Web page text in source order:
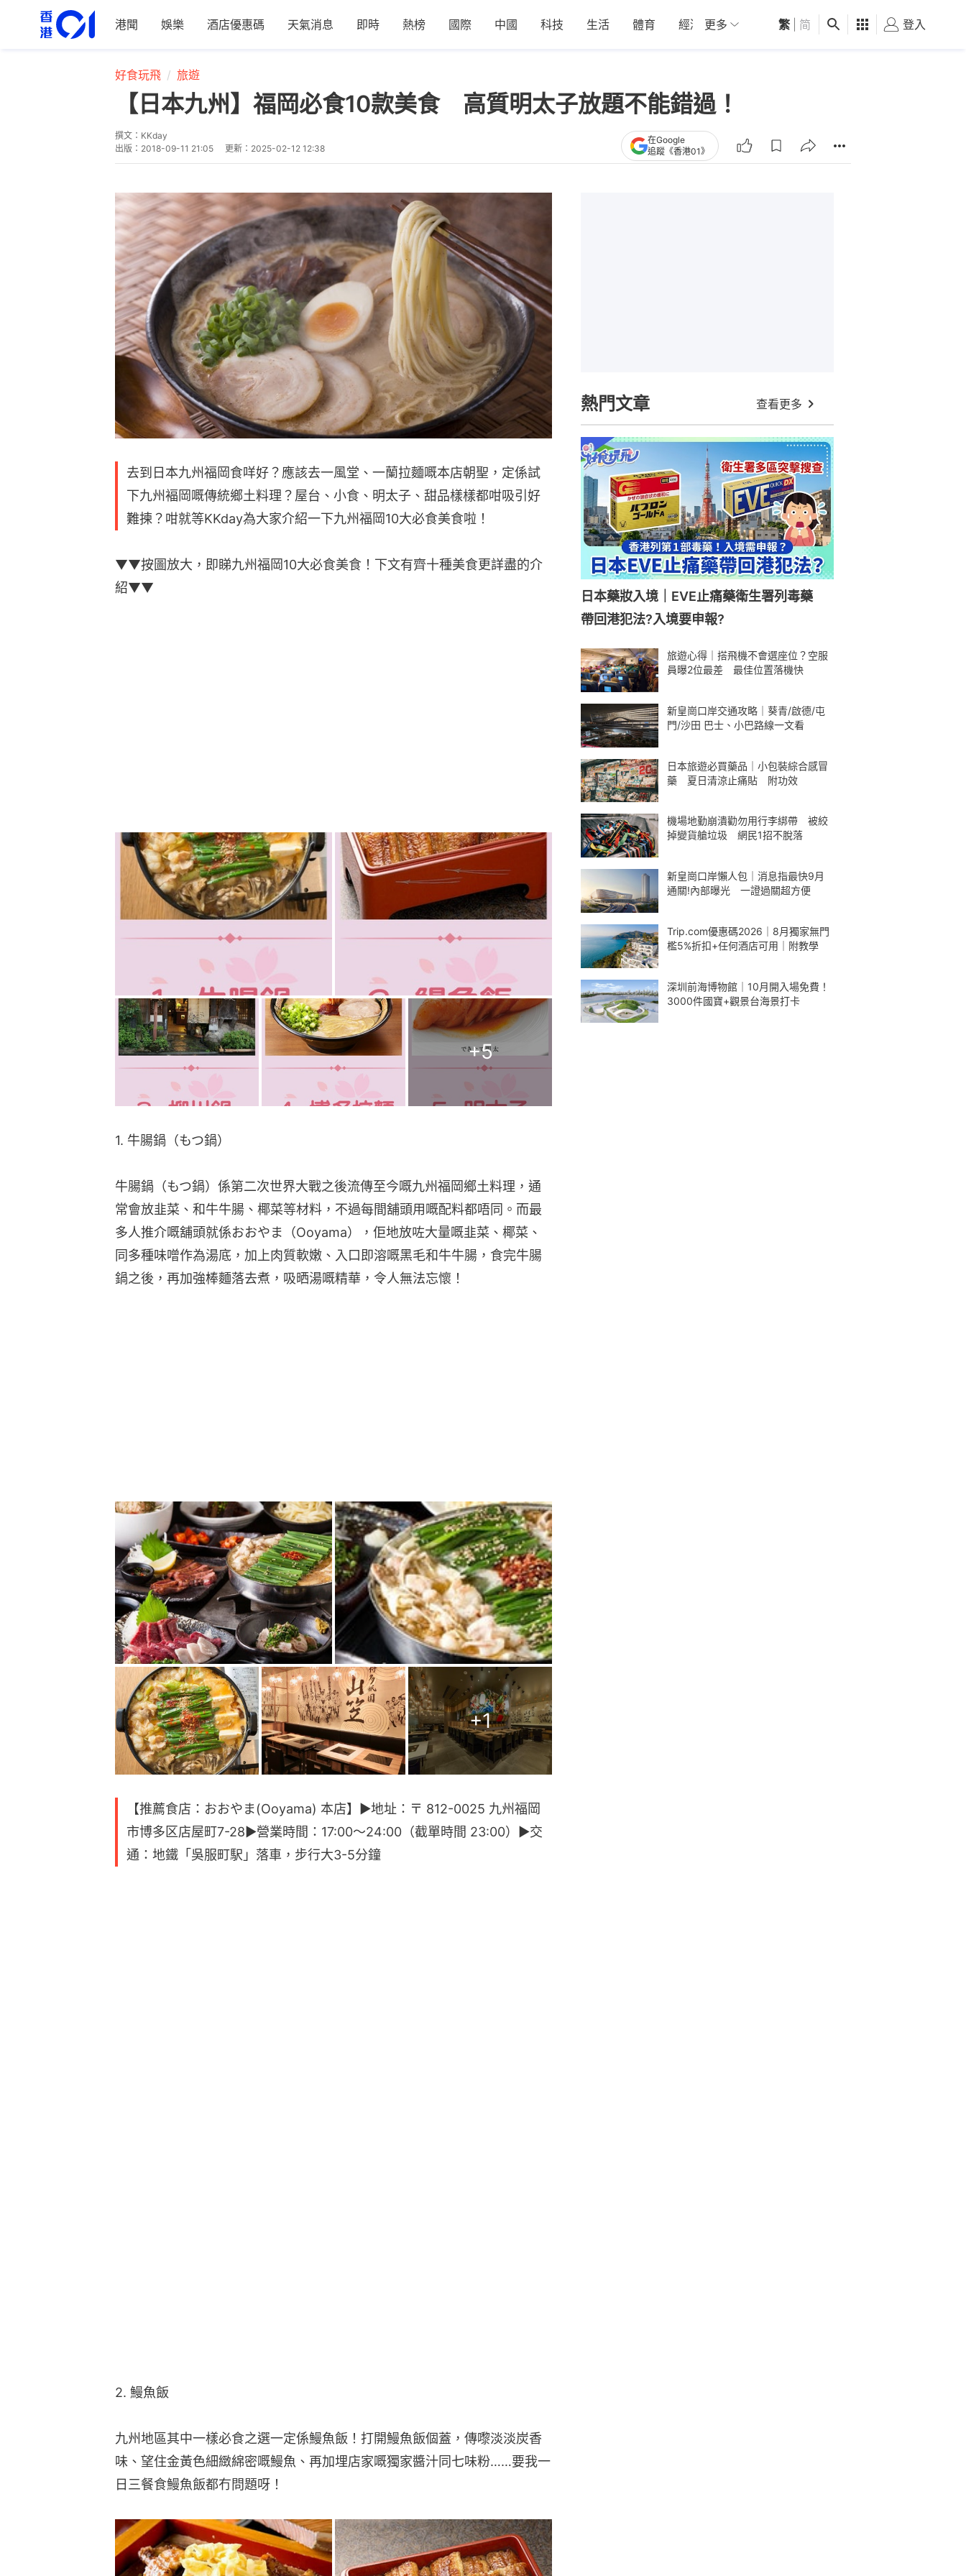
港聞 娛樂 酒店優惠碼 天氣消息 即時 熱榜 國際 中國 科技 生活 體育 經濟 01深圳 觀點 健康 好食玩飛
更多 繁 简 登入
好食玩飛 旅遊
【日本九州】福岡必食10款美食 高質明太子放題不能錯過！
撰文： KKday
出版： 2018-09-11 21:05 更新： 2025-02-12 12:38
在Google
追蹤《香港01》
去到日本九州福岡食咩好？應該去一風堂、一蘭拉麵嘅本店朝聖，定係試
下九州褔岡嘅傳統鄉土料理？屋台、小食、明太子、甜品樣樣都咁吸引好
難揀？咁就等KKday為大家介紹一下九州福岡10大必食美食啦！
▼▼按圖放大，即睇九州福岡10大必食美食！下文有齊十種美食更詳盡的介
紹▼▼
+5
1. 牛腸鍋（もつ鍋）
牛腸鍋（もつ鍋）係第二次世界大戰之後流傳至今嘅九州福岡鄉土料理，通
常會放韭菜、和牛牛腸、椰菜等材料，不過每間舖頭用嘅配料都唔同。而最
多人推介嘅舖頭就係おおやま（Ooyama），佢地放咗大量嘅韭菜、椰菜、
同多種味噌作為湯底，加上肉質軟嫩、入口即溶嘅黑毛和牛牛腸，食完牛腸
鍋之後，再加強棒麵落去煮，吸晒湯嘅精華，令人無法忘懷！
+1
【推薦食店：おおやま(Ooyama) 本店】▶︎地址：〒 812-0025 九州福岡
市博多区店屋町7-28▶︎營業時間：17:00～24:00（截單時間 23:00）▶︎交
通：地鐵「吳服町駅」落車，步行大3-5分鐘
2. 鰻魚飯
九州地區其中一樣必食之選一定係鰻魚飯！打開鰻魚飯個蓋，傳嚟淡淡炭香
味、望住金黃色細緻綿密嘅鰻魚、再加埋店家嘅獨家醬汁同七味粉……要我一
日三餐食鰻魚飯都冇問題呀！
熱門文章 查看更多
日本藥妝入境｜EVE止痛藥衛生署列毒藥
帶回港犯法?入境要申報?
旅遊心得｜搭飛機不會選座位？空服
員曝2位最差 最佳位置落機快
新皇崗口岸交通攻略｜葵青/啟德/屯
門/沙田 巴士、小巴路線一文看
日本旅遊必買藥品｜小包裝綜合感冒
藥 夏日清涼止痛貼 附功效
機場地勤崩潰勸勿用行李綁帶 被絞
掉變貨艙垃圾 網民1招不脫落
新皇崗口岸懶人包｜消息指最快9月
通關!內部曝光 一證過關超方便
Trip.com優惠碼2026｜8月獨家無門
檻5%折扣+任何酒店可用｜附教學
深圳前海博物館｜10月開入場免費！
3000件國寶+觀景台海景打卡